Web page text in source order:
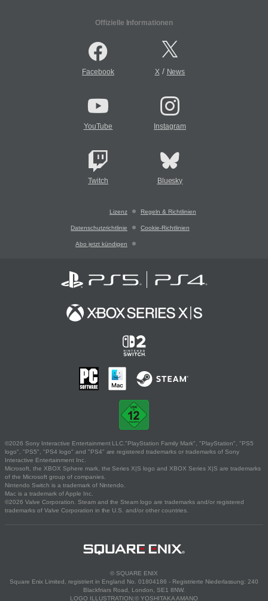
Offizielle Informationen
Facebook X/ News
YouTube Instagram
Twitch Bluesky
Lizenz Regeln & Richtlinien
Datenschutzrichtlinie Cookie-Richtlinien
Abo jetzt kündigen
©2026 Sony Interactive Entertainment LLC."PlayStation Family Mark", "PlayStation", "PS5
logo", "PS5", "PS4 logo" and "PS4" are registered trademarks or trademarks of Sony
Interactive Entertainment Inc.
Microsoft, the XBOX Sphere mark, the Series X|S logo and XBOX Series X|S are trademarks
of the Microsoft group of companies.
Nintendo Switch is a trademark of Nintendo.
Mac is a trademark of Apple Inc.
©2026 Valve Corporation. Steam and the Steam logo are trademarks and/or registered
trademarks of Valve Corporation in the U.S. and/or other countries.
© SQUARE ENIX
Square Enix Limited, registriert in England No. 01804186 - Registrierte Niederlassung: 240
Blackfriars Road, London, SE1 8NW.
LOGO ILLUSTRATION:© YOSHITAKA AMANO